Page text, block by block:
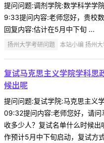
提问问题:调剂学院:数学科学
9:33提问内容:老师您好，贵校
回复内容:估计在5月中下旬 ...
扬州大学考研问题 本站小编 扬州
复试马克思主义学院学科思
候出呢
提问问题:复试学院:马克思主
09:32提问内容:老师您好，请问
收多少人？复试名单什么时候
作预计5月中下旬启动，复试方